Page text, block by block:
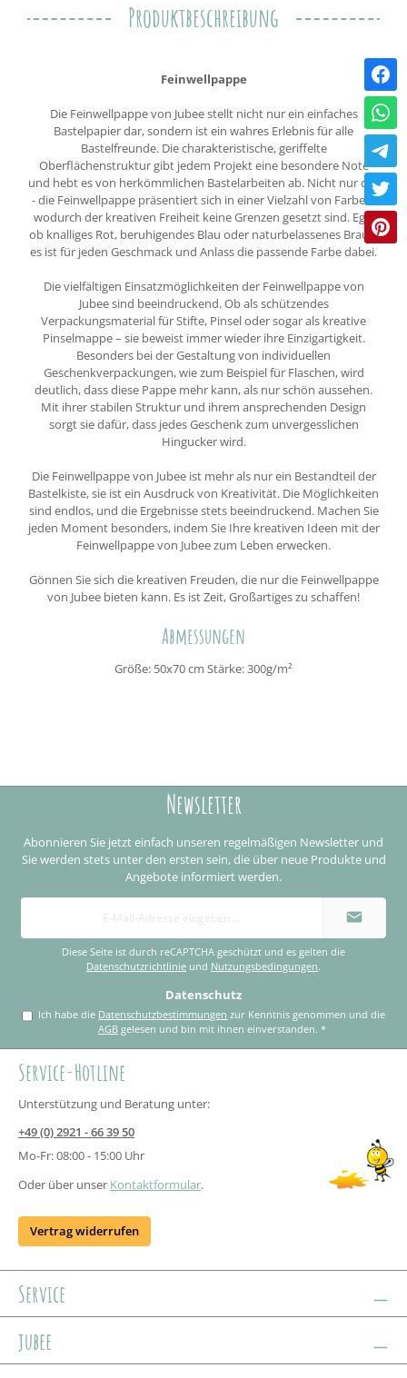
Produktbeschreibung
Feinwellpappe
Die Feinwellpappe von Jubee stellt nicht nur ein einfaches
Bastelpapier dar, sondern ist ein wahres Erlebnis für alle
Bastelfreunde. Die charakteristische, geriffelte
Oberflächenstruktur gibt jedem Projekt eine besondere Note
und hebt es von herkömmlichen Bastelarbeiten ab. Nicht nur das
- die Feinwellpappe präsentiert sich in einer Vielzahl von Farben,
wodurch der kreativen Freiheit keine Grenzen gesetzt sind. Egal
ob knalliges Rot, beruhigendes Blau oder naturbelassenes Braun,
es ist für jeden Geschmack und Anlass die passende Farbe dabei.
Die vielfältigen Einsatzmöglichkeiten der Feinwellpappe von
Jubee sind beeindruckend. Ob als schützendes
Verpackungsmaterial für Stifte, Pinsel oder sogar als kreative
Pinselmappe – sie beweist immer wieder ihre Einzigartigkeit.
Besonders bei der Gestaltung von individuellen
Geschenkverpackungen, wie zum Beispiel für Flaschen, wird
deutlich, dass diese Pappe mehr kann, als nur schön aussehen.
Mit ihrer stabilen Struktur und ihrem ansprechenden Design
sorgt sie dafür, dass jedes Geschenk zum unvergesslichen
Hingucker wird.
Die Feinwellpappe von Jubee ist mehr als nur ein Bestandteil der
Bastelkiste, sie ist ein Ausdruck von Kreativität. Die Möglichkeiten
sind endlos, und die Ergebnisse stets beeindruckend. Machen Sie
jeden Moment besonders, indem Sie Ihre kreativen Ideen mit der
Feinwellpappe von Jubee zum Leben erwecken.
Gönnen Sie sich die kreativen Freuden, die nur die Feinwellpappe
von Jubee bieten kann. Es ist Zeit, Großartiges zu schaffen!
Abmessungen
Größe: 50x70 cm Stärke: 300g/m²
Newsletter
Abonnieren Sie jetzt einfach unseren regelmäßigen Newsletter und
Sie werden stets unter den ersten sein, die über neue Produkte und
Angebote informiert werden.
E-
Adresse
Diese Seite ist durch reCAPTCHA geschützt und es gelten die
Datenschutzrichtlinie und Nutzungsbedingungen.
Datenschutz
Ich habe die Datenschutzbestimmungen
AGB gelesen und bin mit ihnen einverstanden.*
Service-Hotline
Unterstützung und Beratung unter:
+49 (0) 2921 - 66 39 50
Mo-Fr: 08:00 - 15:00 Uhr
Oder über unser Kontaktformular.
Vertrag widerrufen
Service
jubee